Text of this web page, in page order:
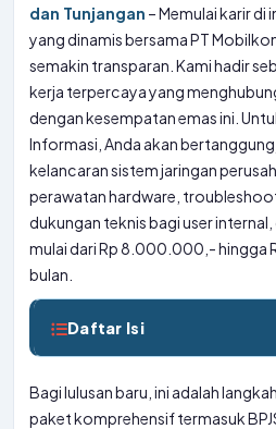
dan Tunjangan – Memulai karir
yang dinamis bersama PT
semakin transparan. Kami hadir
kerja terpercaya yang
dengan kesempatan emas ini.
Informasi, Anda akan
kelancaran sistem jaringan
perawatan hardware,
dukungan teknis bagi user
mulai dari Rp 8.000.000,- hingga
bulan.
Daftar Isi
Bagi lulusan baru, ini adalah
paket komprehensif termasuk